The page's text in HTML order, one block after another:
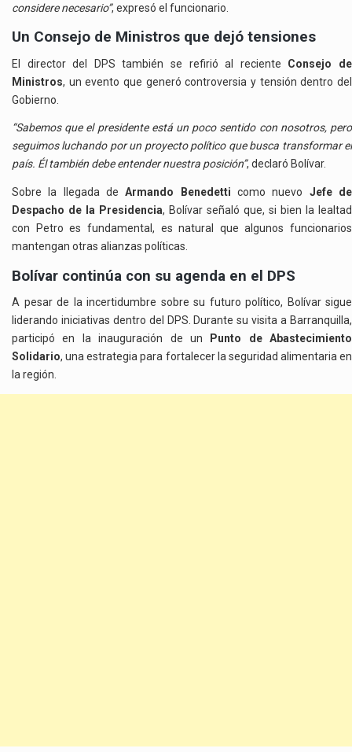
considere necesario”, expresó el funcionario.
Un Consejo de Ministros que dejó tensiones
El director del DPS también se refirió al reciente Consejo de
Ministros, un evento que generó controversia y tensión dentro del
Gobierno.
“Sabemos que el presidente está un poco sentido con nosotros, pero
seguimos luchando por un proyecto político que busca transformar el
país. Él también debe entender nuestra posición”, declaró Bolívar.
Sobre la llegada deArmando Benedetti como nuevo Jefe de
Despacho de la Presidencia, Bolívar señaló que, si bien la lealtad
con Petro es fundamental, es natural que algunos funcionarios
mantengan otras alianzas políticas.
Bolívar continúa con su agenda en el DPS
A pesar de la incertidumbre sobre su futuro político, Bolívar sigue
liderando iniciativas dentro del DPS. Durante su visita a Barranquilla,
participó en la inauguración de un
Punto de Abastecimiento
Solidario, una estrategia para fortalecer la seguridad alimentaria en
la región.